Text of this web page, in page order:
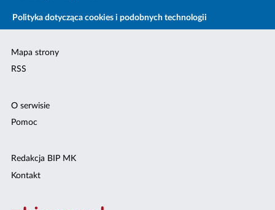
Polityka dotycząca cookies i podobnych technologii
Mapa strony
RSS
O serwisie
Pomoc
Redakcja BIP MK
Kontakt